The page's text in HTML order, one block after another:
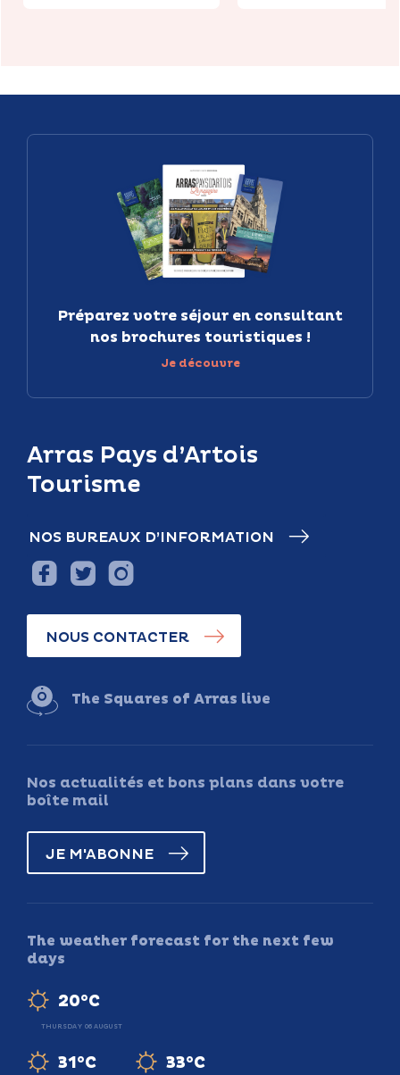
Arras Pays d’Artois
Tourisme
NOS BUREAUX D’INFORMATION
NOUS CONTACTER
The Squares of Arras live
Nos actualités et bons plans dans votre
boîte mail
JE M'ABONNE
The weather forecast for the next few
days
20°C
THURSDAY 06 AUGUST
31°C 33°C
Préparez votre séjour en consultant
nos brochures touristiques !
Je découvre